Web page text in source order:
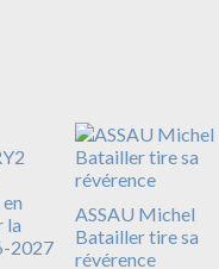
ASSAU Michel
Batailler tire sa
révérence